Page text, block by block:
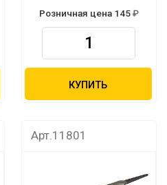
Розничная цена 145
КУПИТЬ
Арт.11801